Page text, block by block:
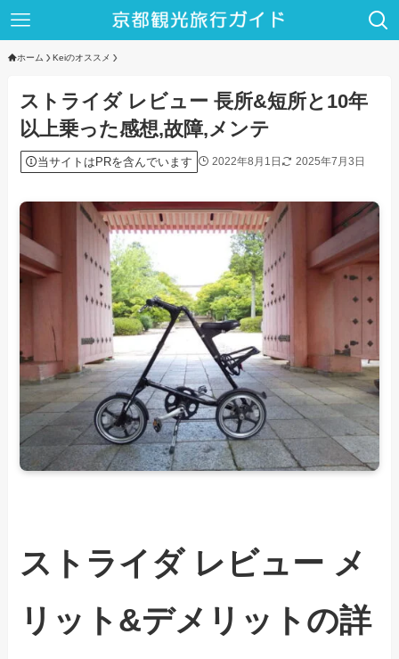
ホーム Keiのオススメ
ストライダ レビュー 長所&短所と10年
以上乗った感想,故障,メンテ
当サイトはPRを含んでいます 2022年8月1日 2025年7月3日
ストライダ レビュー メ
リット&デメリットの詳